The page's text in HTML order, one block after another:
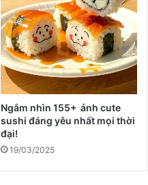
Ngắm nhìn 155+ ảnh cute
sushi đáng yêu nhất mọi thời
đại!
19/03/2025